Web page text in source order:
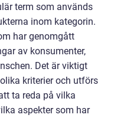
term som används
inom kategorin.
har genomgått
av konsumenter,
Det är viktigt
kriterier och utförs
ta reda på vilka
aspekter som har